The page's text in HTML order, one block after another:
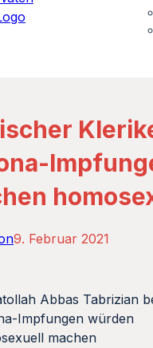
9. Februar 2021